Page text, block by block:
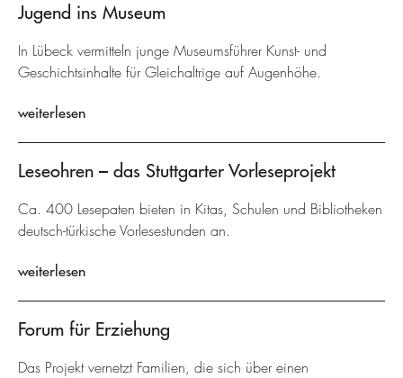
Jugend ins Museum
In Lübeck vermitteln junge Museumsführer Kunst- und
Geschichtsinhalte für Gleichaltrige auf Augenhöhe.
weiterlesen
Leseohren – das Stuttgarter Vorleseprojekt
Ca. 400 Lesepaten bieten in Kitas, Schulen und Bibliotheken
deutsch-türkische Vorlesestunden an.
weiterlesen
Forum für Erziehung
Das Projekt vernetzt Familien, die sich über einen